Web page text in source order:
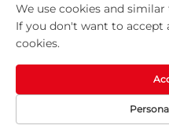
We use cookies and
If you don't want to accept
cookies.